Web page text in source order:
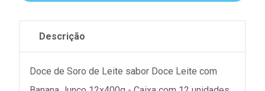
Descrição
Doce de Soro de Leite sabor Doce Leite com